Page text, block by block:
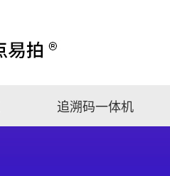
追溯码一体机